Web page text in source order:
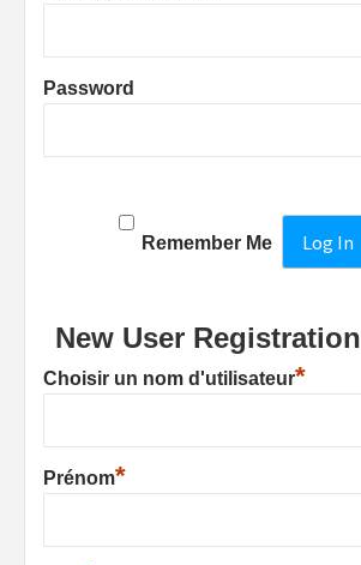
Password
Remember Me
New User Registration
Choisir un nom d'utilisateur*
Prénom*